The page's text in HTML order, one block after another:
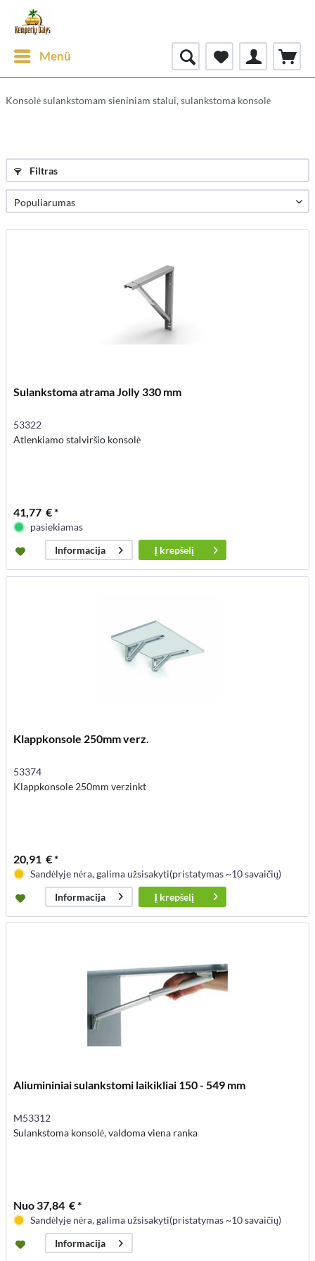
Menü
Konsolė sulankstomam sieniniam stalui, sulankstoma konsolė
Filtras
Sulankstoma atrama Jolly 330 mm
53322
Atlenkiamo stalviršio konsolė
41,77 € *
pasiekiamas
Informacija
Į krepšelį
Klappkonsole 250mm verz.
53374
Klappkonsole 250mm verzinkt
20,91 € *
Sandėlyje nėra, galima užsisakyti(pristatymas ~10 savaičių)
Informacija
Į krepšelį
Aliumininiai sulankstomi laikikliai 150 - 549 mm
M53312
Sulankstoma konsolė, valdoma viena ranka
Nuo 37,84 € *
Sandėlyje nėra, galima užsisakyti(pristatymas ~10 savaičių)
Informacija